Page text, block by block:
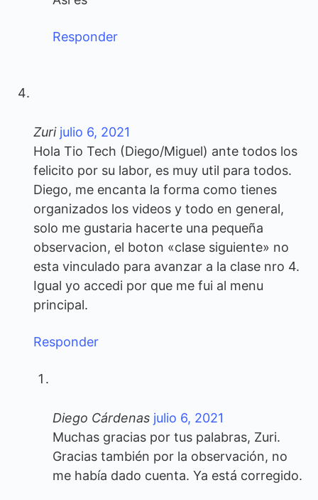
Responder
Zuri julio 6, 2021
Hola Tio Tech (Diego/Miguel) ante todos los
felicito por su labor, es muy util para todos.
Diego, me encanta la forma como tienes
organizados los videos y todo en general,
solo me gustaria hacerte una pequeña
observacion, el boton «clase siguiente» no
esta vinculado para avanzar a la clase nro 4.
Igual yo accedi por que me fui al menu
principal.
Responder
Diego Cárdenas julio 6, 2021
Muchas gracias por tus palabras, Zuri.
Gracias también por la observación, no
me había dado cuenta. Ya está corregido.